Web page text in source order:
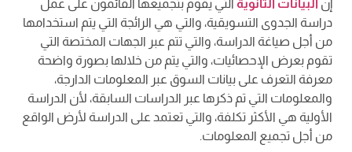
إن البيانات الثانوية التي يقوم بتجميعها القائمون على عمل
دراسة الجدوى التسويقية، والتي هي الرائجة التي يتم استخدامها
من أجل صياغة الدراسة، والتي تتم عبر الجهات المختصة التي
تقوم بعرض الإحصائيات، والتي يتم من خلالها بصورة واضحة
معرفة التعرف على بيانات السوق عبر المعلومات الدارجة،
والمعلومات التي تم ذكرها عبر الدراسات السابقة، لأن الدراسة
الأولية هي الأكثر تكلفة، والتي تعتمد على الدراسة لأرض الواقع
من أجل تجميع المعلومات.